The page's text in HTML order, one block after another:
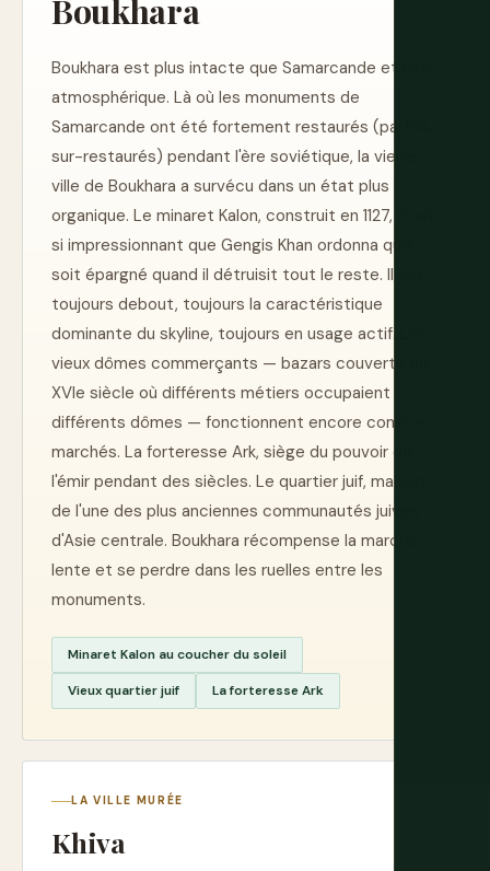
Boukhara
Boukhara est plus intacte que Samarcande et plus
atmosphérique. Là où les monuments de
Samarcande ont été fortement restaurés (parfois
sur-restaurés) pendant l'ère soviétique, la vieille
ville de Boukhara a survécu dans un état plus
organique. Le minaret Kalon, construit en 1127, était
si impressionnant que Gengis Khan ordonna qu'il
soit épargné quand il détruisit tout le reste. Il est
toujours debout, toujours la caractéristique
dominante du skyline, toujours en usage actif. Les
vieux dômes commerçants — bazars couverts du
XVIe siècle où différents métiers occupaient
différents dômes — fonctionnent encore comme
marchés. La forteresse Ark, siège du pouvoir de
l'émir pendant des siècles. Le quartier juif, maison
de l'une des plus anciennes communautés juives
d'Asie centrale. Boukhara récompense la marche
lente et se perdre dans les ruelles entre les
monuments.
Minaret Kalon au coucher du soleil
Vieux quartier juif La forteresse Ark
LA VILLE MURÉE
Khiva